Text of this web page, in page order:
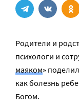
Родители и
психологи и
маяком»
как болезнь
Богом.